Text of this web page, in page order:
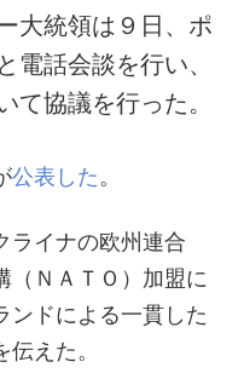
サービス
フォトバンク
大統領は９日、ポ
電話会談を行い、
て協議を行った。
公表した 。
ライナの欧州連合
（ＮＡＴＯ）加盟に
ンドによる一貫した
えた。